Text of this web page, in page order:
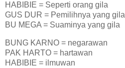
HABIBIE = Seperti orang gila
GUS DUR = Pemilihnya yang gila
BU MEGA = Suaminya yang gila
BUNG KARNO = negarawan
PAK HARTO = hartawan
HABIBIE = ilmuwan